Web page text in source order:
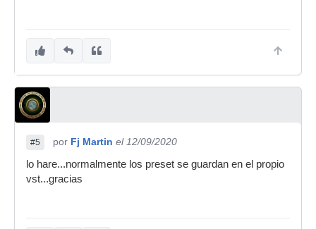
#5 por Fj Martin el 12/09/2020
lo hare...normalmente los preset se guardan en el propio
vst...gracias